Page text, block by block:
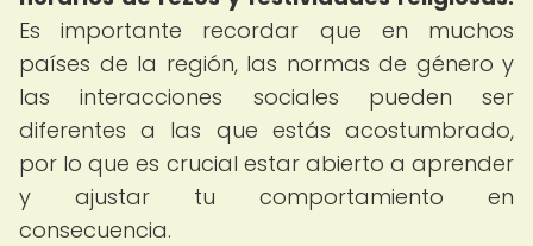
Es importante recordar que en muchos
países de la región, las normas de género y
las interacciones sociales pueden ser
diferentes a las que estás acostumbrado,
por lo que es crucial estar abierto a aprender
y ajustar tu comportamiento en
consecuencia.